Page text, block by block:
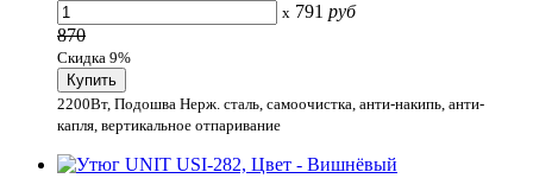
x 791 руб
870
Скидка 9%
2200Вт, Подошва Нерж. сталь, самоочистка, анти-накипь, анти-
капля, вертикальное отпаривание